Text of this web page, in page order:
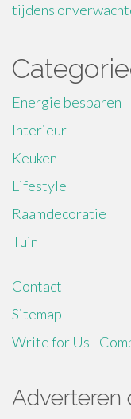
tijdens
Energie besparen
Interieur
Keuken
Lifestyle
Raamdecoratie
Tuin
Contact
Sitemap
Write for Us -
Adverteren